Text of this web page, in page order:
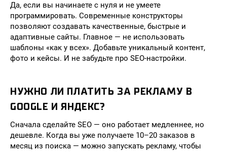
Да, если вы начинаете с нуля и не умеете
программировать. Современные конструкторы
позволяют создавать качественные, быстрые и
адаптивные сайты. Главное — не использовать
шаблоны «как у всех». Добавьте уникальный контент,
фото и кейсы. И не забудьте про SEO-настройки.
НУЖНО ЛИ ПЛАТИТЬ ЗА РЕКЛАМУ В
GOOGLE И ЯНДЕКС?
Сначала сделайте SEO — оно работает медленнее, но
дешевле. Когда вы уже получаете 10–20 заказов в
месяц из поиска — можно запускать рекламу, чтобы